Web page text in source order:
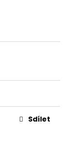
Sdílet